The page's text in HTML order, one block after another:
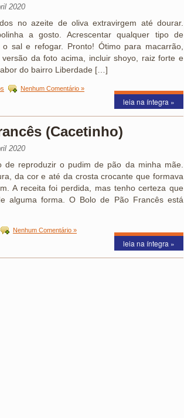
2020
no azeite de oliva extravirgem até dourar.
a gosto. Acrescentar qualquer tipo de
sal e refogar. Pronto! Ótimo para macarrão,
da foto acima, incluir shoyo, raiz forte e
do bairro Liberdade […]
Nenhum Comentário »
leia na íntegra »
(Cacetinho)
2020
de reproduzir o pudim de pão da minha mãe.
da cor e até da crosta crocante que formava
A receita foi perdida, mas tenho certeza que
alguma forma. O Bolo de Pão Francês está
Nenhum Comentário »
leia na íntegra »